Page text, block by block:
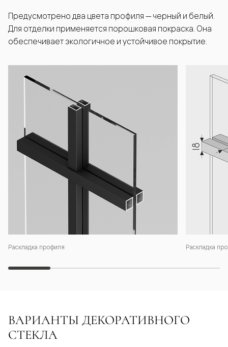
Раскладка профиля Раскладка
Предусмотрено два цвета профиля — черный и белый.
Для отделки применяется порошковая покраска. Она
обеспечивает экологичное и устойчивое покрытие.
ВАРИАНТЫ ДЕКОРАТИВНОГО
СТЕКЛА